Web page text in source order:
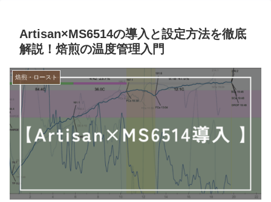
Artisan×MS6514の導入と設定方法を徹底
解説！焙煎の温度管理入門
焙煎・ロースト